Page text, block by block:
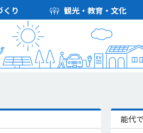
くり 観光・教育・文化
能代